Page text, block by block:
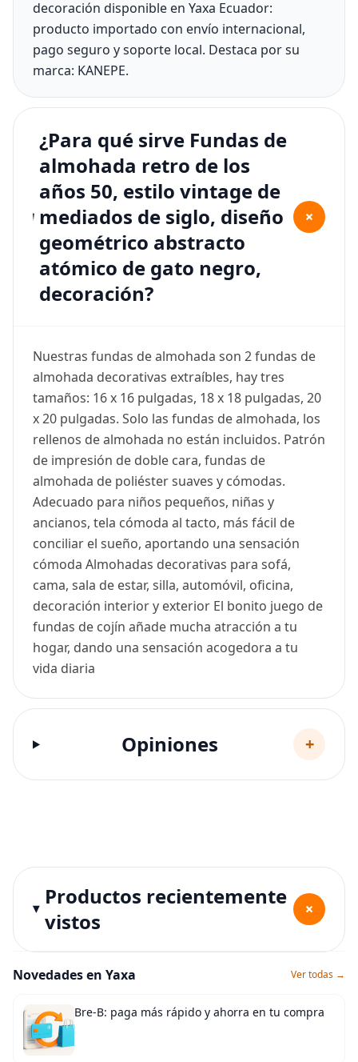
decoración disponible en Yaxa Ecuador:
producto importado con envío internacional,
pago seguro y soporte local. Destaca por su
marca: KANEPE.
¿Para qué sirve Fundas de
almohada retro de los
años 50, estilo vintage de
mediados de siglo, diseño
geométrico abstracto
atómico de gato negro,
decoración?
+
Nuestras fundas de almohada son 2 fundas de
almohada decorativas extraíbles, hay tres
tamaños: 16 x 16 pulgadas, 18 x 18 pulgadas, 20
x 20 pulgadas. Solo las fundas de almohada, los
rellenos de almohada no están incluidos. Patrón
de impresión de doble cara, fundas de
almohada de poliéster suaves y cómodas.
Adecuado para niños pequeños, niñas y
ancianos, tela cómoda al tacto, más fácil de
conciliar el sueño, aportando una sensación
cómoda Almohadas decorativas para sofá,
cama, sala de estar, silla, automóvil, oficina,
decoración interior y exterior El bonito juego de
fundas de cojín añade mucha atracción a tu
hogar, dando una sensación acogedora a tu
vida diaria
Opiniones +
Productos recientemente
vistos
+
Novedades en Yaxa Ver todas →
Bre-B: paga más rápido y ahorra en tu compra